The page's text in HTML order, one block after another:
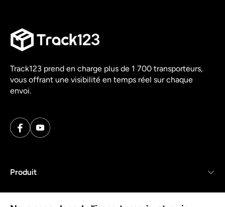
Track123 prend en charge plus de 1 700 transporteurs,
vous offrant une visibilité en temps réel sur chaque
envoi.
Produit
Ressources